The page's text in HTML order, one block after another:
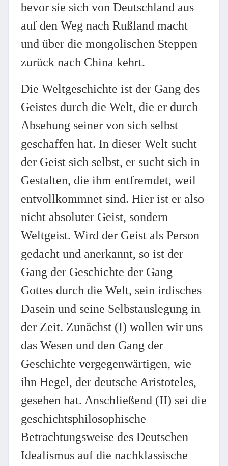
bevor sie sich von Deutschland aus
auf den Weg nach Rußland macht
und über die mongolischen Steppen
zurück nach China kehrt.
Die Weltgeschichte ist der Gang des
Geistes durch die Welt, die er durch
Absehung seiner von sich selbst
geschaffen hat. In dieser Welt sucht
der Geist sich selbst, er sucht sich in
Gestalten, die ihm entfremdet, weil
entvollkommnet sind. Hier ist er also
nicht absoluter Geist, sondern
Weltgeist. Wird der Geist als Person
gedacht und anerkannt, so ist der
Gang der Geschichte der Gang
Gottes durch die Welt, sein irdisches
Dasein und seine Selbstauslegung in
der Zeit. Zunächst (I) wollen wir uns
das Wesen und den Gang der
Geschichte vergegenwärtigen, wie
ihn Hegel, der deutsche Aristoteles,
gesehen hat. Anschließend (II) sei die
geschichtsphilosophische
Betrachtungsweise des Deutschen
Idealismus auf die nachklassische